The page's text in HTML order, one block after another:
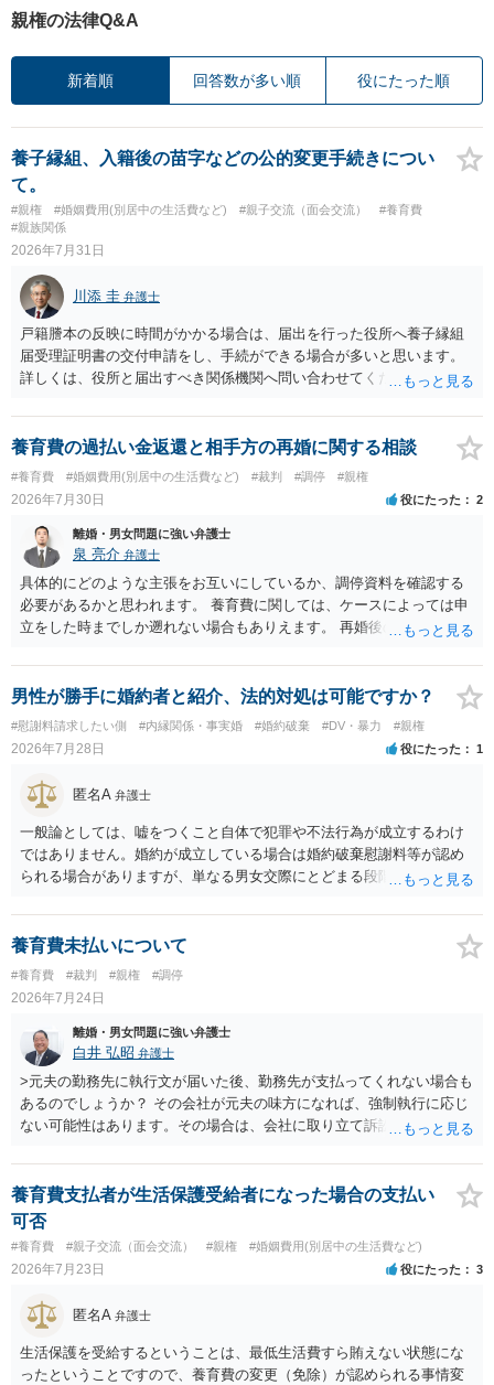
親権の法律Q&A
新着順 回答数が多い順 役にたった順
養子縁組、入籍後の苗字などの公的変更手続きについ
て。
#親権 #婚姻費用(別居中の生活費など) #親子交流（面会交流）
#養育費
#親族関係
2026年7月31日
川添 圭 弁護士
戸籍謄本の反映に時間がかかる場合は、届出を行った役所へ養子縁組
届受理証明書の交付申請をし、手続ができる場合が多いと思います。
詳しくは、役所と届出すべき関係機関へ問い合わせてください。
養育費の過払い金返還と相手方の再婚に関する相談
#養育費 #婚姻費用(別居中の生活費など) #裁判 #調停 #親権
2026年7月30日 役にたった 2
離婚・男女問題に強い弁護士
泉 亮介 弁護士
具体的にどのような主張をお互いにしているか、調停資料を確認する
必要があるかと思われます。 養育費に関しては、ケースによっては申
立をした時までしか遡れない場合もありえます。 再婚後の相手方の行
養育費に関するやりとり等があればそちらについても確認する必要が
あるでしょう。 公開相談の場での回答よりも個別に弁護士にご相談さ
男性が勝手に婚約者と紹介、法的対処は可能ですか？
#慰謝料請求したい側 #内縁関係・事実婚 #婚約破棄 #DV・暴力 #親権
2026年7月28日 役にたった 1
匿名A 弁護士
一般論としては、嘘をつくこと自体で犯罪や不法行為が成立するわけ
ではありません。婚約が成立している場合は婚約破棄慰謝料等が認め
られる場合がありますが、単なる男女交際にとどまる段階の場合、独
慰謝料は生じないことが多いと思われます。 お怒りはごもっともです
が、仮に交際を進めたとしても後に相手を信頼できなくなる可能性が
高かったということですので、むしろ結婚しなくてよかったと割り切
って、交際を終わらせるのがよいと思います。
養育費未払いについて
#養育費 #裁判 #親権 #調停
2026年7月24日
離婚・男女問題に強い弁護士
白井 弘昭 弁護士
>元夫の勤務先に執行文が届いた後、勤務先が支払ってくれない場合も
あるのでしょうか？ その会社が元夫の味方になれば、強制執行に応じ
ない可能性はあります。その場合は、会社に取り立て訴訟を行うこと
押さえ、元夫名義の車の差し押さえ競売などを検討します。 ＞何もで
きなかった場合は、公正証書の原本は戻ってくるのでしょうか？ 取れ
ても取れなくても、執行裁判所に原本の還付請求を行えば還付されま
す。 ＞他の弁護士さんに再度依頼できるのでしょうか？ できます。た
だ、取れなかった場合に取り立て訴訟等を起こしてもらえば、他の弁
護士に頼む必要は無いでしょう。 以上、ご参考まで。
養育費支払者が生活保護受給者になった場合の支払い
可否
#養育費 #親子交流（面会交流） #親権 #婚姻費用(別居中の生活費など)
2026年7月23日 役にたった 3
匿名A 弁護士
生活保護を受給するということは、最低生活費すら賄えない状態にな
ったということですので、養育費の変更（免除）が認められる事情変